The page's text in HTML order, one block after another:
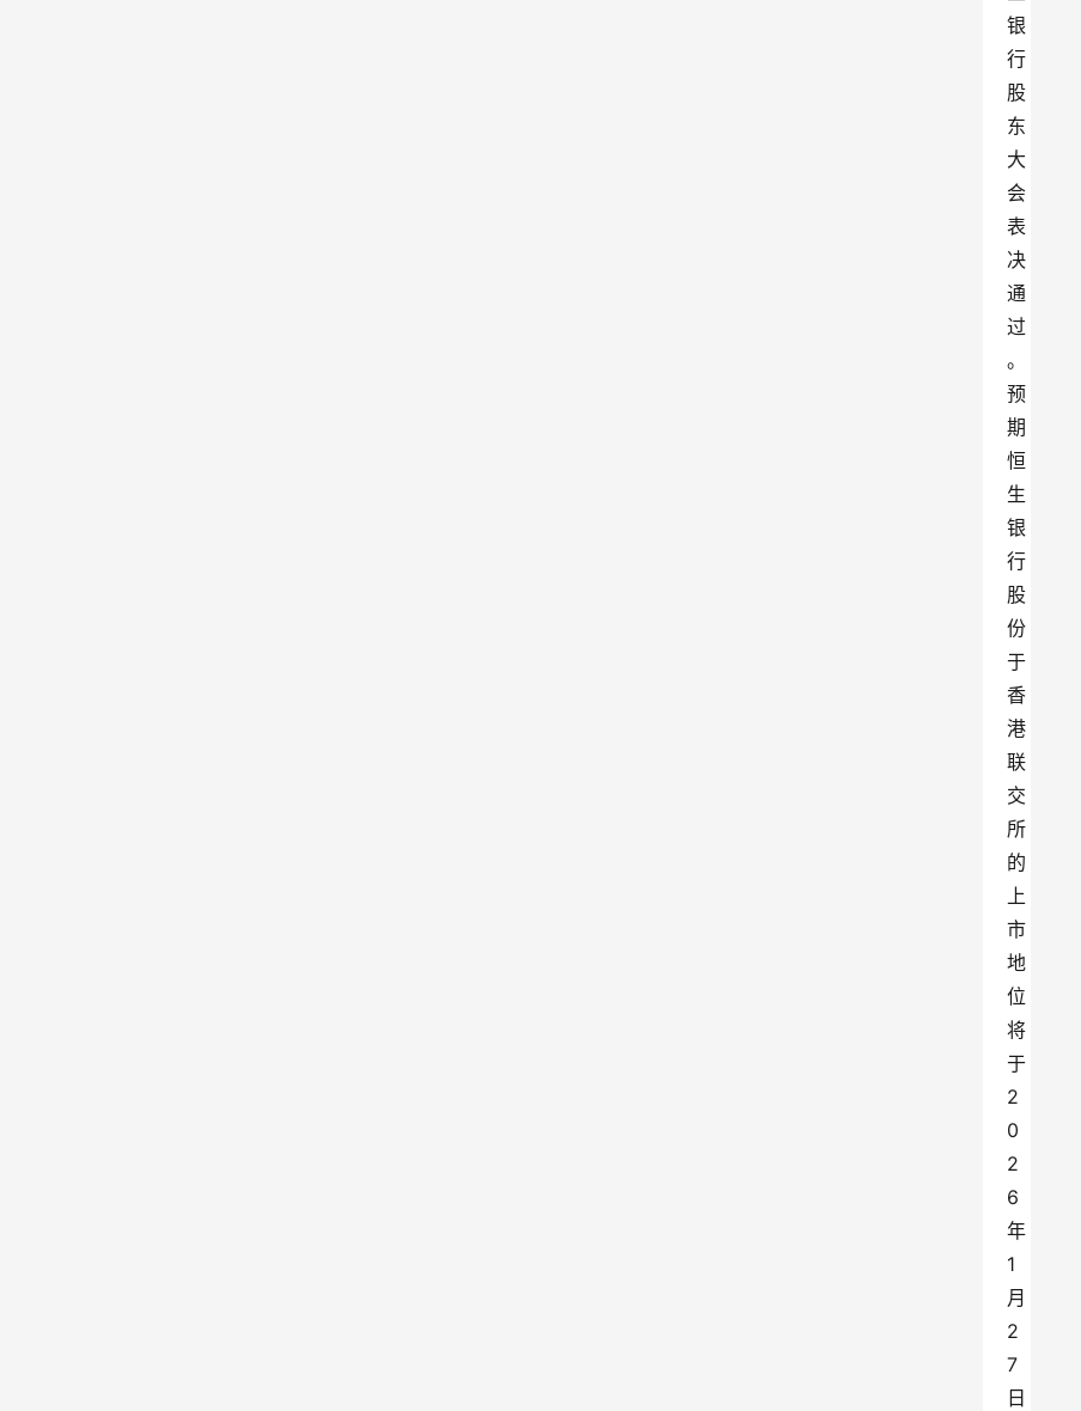
银
行
股
东
大
会
表
决
通
过
。
预
期
恒
生
银
行
股
份
于
香
港
联
交
所
的
上
市
地
位
将
于
2
0
2
6
年
1
月
2
7
日